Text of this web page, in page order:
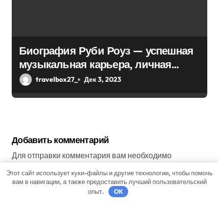
Биография Руби Роуз — успешная
музыкальная карьера, личная
жизнь и знаковые достижения
travelbox27_ Дек 3, 2023
Добавить комментарий
Для отправки комментария вам необходимо
авторизоваться
Этот сайт использует куки-файлы и другие технологии, чтобы помочь
вам в навигации, а также предоставить лучший пользовательский
опыт.
OK